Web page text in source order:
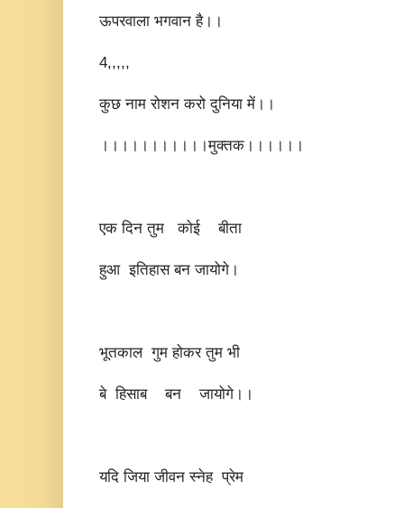
ऊपरवाला भगवान है।।
4,,,,,
कुछ नाम रोशन करो दुनिया में।।
।।।।।।।।।।।मुक्तक।।।।।।
एक दिन तुम कोई बीता
हुआ इतिहास बन जायोगे।
भूतकाल गुम होकर तुम भी
बे हिसाब बन जायोगे।।
यदि जिया जीवन स्नेह प्रेम